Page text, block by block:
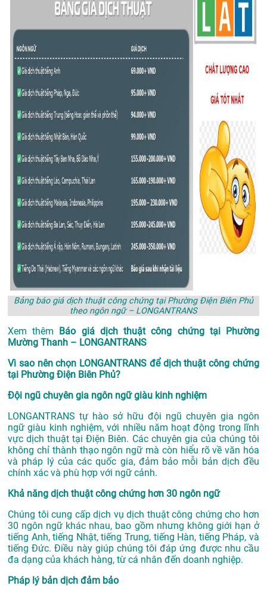
Bảng báo giá dịch thuật công chứng tại Phường Điện Biên Phủ
theo ngôn ngữ – LONGANTRANS
Xem thêm
Báo giá dịch thuật công chứng tại Phường
Mường Thanh – LONGANTRANS
Vì sao nên chọn LONGANTRANS để dịch thuật công chứng
tại Phường Điện Biên Phủ?
Đội ngũ chuyên gia ngôn ngữ giàu kinh nghiệm
LONGANTRANS tự hào sở hữu đội ngũ chuyên gia ngôn
ngữ giàu kinh nghiệm, với nhiều năm hoạt động trong lĩnh
vựcdịch thuật tại Điện Biên. Các chuyên gia của chúng tôi
không chỉ thành thạo ngôn ngữ mà còn hiểu rõ về văn hóa
và pháp lý của các quốc gia, đảm bảo mỗi bản dịch đều
chính xác và phù hợp với ngữ cảnh.
Khả năng dịch thuật công chứng hơn 30 ngôn ngữ
Chúng tôi cung cấp dịch vụ dịch thuật công chứng cho hơn
30 ngôn ngữ khác nhau, bao gồm nhưng không giới hạn ở
tiếng Anh, tiếng Nhật, tiếng Trung, tiếng Hàn, tiếng Pháp, và
tiếng Đức. Điều này giúp chúng tôi đáp ứng được nhu cầu
đa dạng của khách hàng, từ cá nhân đến doanh nghiệp.
Pháp lý bản dịch đảm bảo